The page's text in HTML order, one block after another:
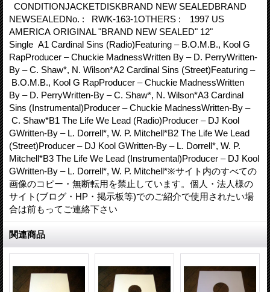
CONDITIONJACKETDISKBRAND NEW SEALEDBRAND
NEWSEALEDNo. : RWK-163-1OTHERS : 1997 US
AMERICA ORIGINAL "BRAND NEW SEALED" 12"
Single A1 Cardinal Sins (Radio)Featuring – B.O.M.B., Kool G
RapProducer – Chuckie MadnessWritten By – D. PerryWritten-
By – C. Shaw*, N. Wilson*A2 Cardinal Sins (Street)Featuring –
B.O.M.B., Kool G RapProducer – Chuckie MadnessWritten
By – D. PerryWritten-By – C. Shaw*, N. Wilson*A3 Cardinal
Sins (Instrumental)Producer – Chuckie MadnessWritten-By –
C. Shaw*B1 The Life We Lead (Radio)Producer – DJ Kool
GWritten-By – L. Dorrell*, W. P. Mitchell*B2 The Life We Lead
(Street)Producer – DJ Kool GWritten-By – L. Dorrell*, W. P.
Mitchell*B3 The Life We Lead (Instrumental)Producer – DJ Kool
GWritten-By – L. Dorrell*, W. P. Mitchell*※サイト内のすべての
画像のコピー・無断転用を禁止しています。個人・法人様の
サイト(ブログ・HP・掲示板等)でのご紹介で使用されたい場
合は前もってご連絡下さい
関連商品